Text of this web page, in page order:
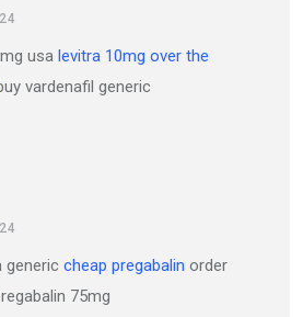
usa levitra 10mg over the
vardenafil generic
generic cheap pregabalin order
75mg